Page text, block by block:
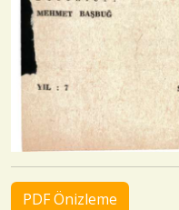
PDF Önizleme